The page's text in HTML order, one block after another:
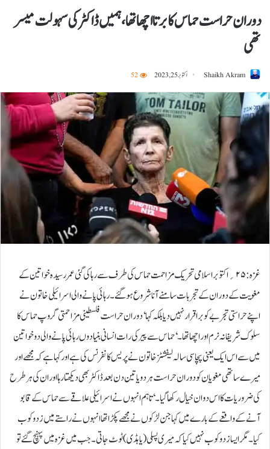
دوران حراست حماس کا برتا اچھا تھا، ہمیں ڈاکٹر کی سہولت میسر
تھی
Shaikh Akram اکتوبر 25, 2023 52
غزہ :۲۵؍اکتوبراسلامی تحریک مزاحمت حماس کی طرف سے رہا کی گئی عمر رسیدہ خواتین کے
مغویت کے دوران کے تجربات سامنے آنا شروع ہو گئے۔ رہائی پانے والی اسرائیلی خاتون نے
اپنے حراستی تجربے کو برا قرار نہیں دیا بلکہ کہا ‘دوران حراست فلسطینی مزاحمتی گروپ حماس کا
سلوک شریفانہ نرم اور اچھا تھا۔ ‘حماس سے پیر کی رات انسانی بنیادوں رہائی پانے والی دو خواتین
میں سے اس ایک یعنی پچاسی سالہ لیفشٹز خاتون نے پریس کانفرنس کی ہے اور کہا ہے کہ مجھے اور
میرے ساتھی مغویان کو دوران حراست ہر دو یا تین دن بعد ڈاکٹر بھی دیکھتا رہا اور ان کی ہر طرح
کی ضروریات کا اس دوان خیال رکھا گیا۔ ‘تاہم انہوں نے اسرائیلی علاقے سے حماس کے قابو
آنے کے واقعے کے بارے میں کہا جن لڑکوں نے مجھے پکڑا تھا انہوں نے راستے میں زد وکوب
کیا۔ مگر ایسا زد وکوب نہیں کیا کہ میری پسلی( یا ہڈی) ٹوٹ جاتی۔ جب میں غزہ میں پہنچ گئے تو